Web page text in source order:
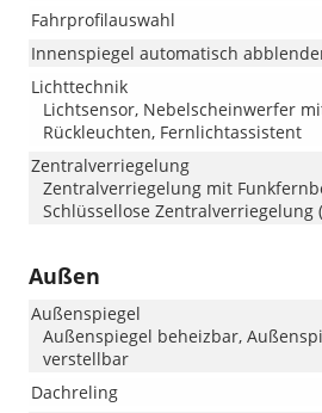
Fahrprofilauswahl
Innenspiegel automatisch
Lichttechnik
Lichtsensor, Nebelscheinwerfer
Rückleuchten, Fernlichtassistent
Zentralverriegelung
Zentralverriegelung mit
Schlüssellose Zentralverriegelung
Außen
Außenspiegel
Außenspiegel beheizbar,
verstellbar
Dachreling